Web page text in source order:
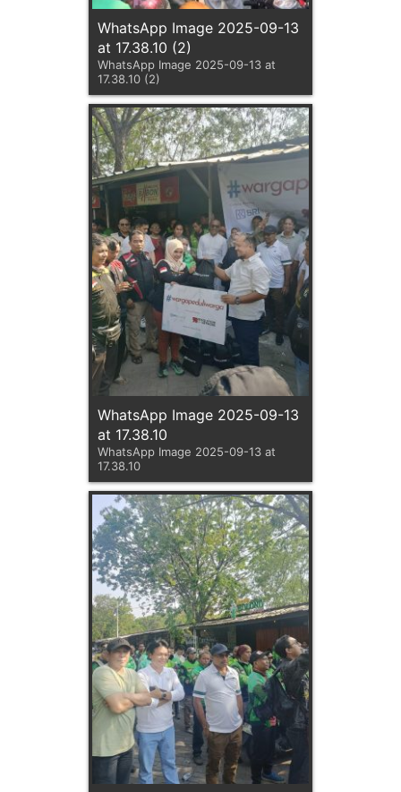
WhatsApp Image 2025-09-13
at 17.38.10 (2)
WhatsApp Image 2025-09-13 at
17.38.10 (2)
WhatsApp Image 2025-09-13
at 17.38.10
WhatsApp Image 2025-09-13 at
17.38.10